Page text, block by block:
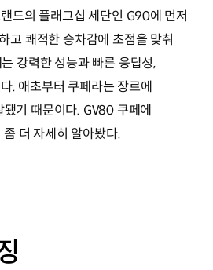
드의 플래그십 세단인 G90에 먼저
고 쾌적한 승차감에 초점을 맞춰
강력한 성능과 빠른 응답성,
. 애초부터 쿠페라는 장르에
기 때문이다. GV80 쿠페에
더 자세히 알아봤다.